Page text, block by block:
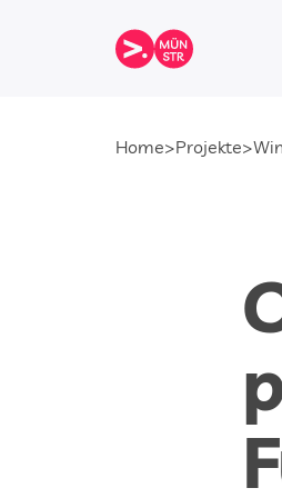
Home>Projekte>